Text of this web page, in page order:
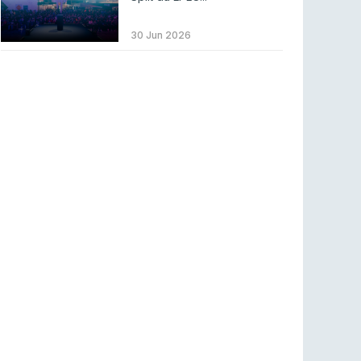
Betclic renova parceria com a RTP Arena para
a época 2026/27
30 Jun 2026